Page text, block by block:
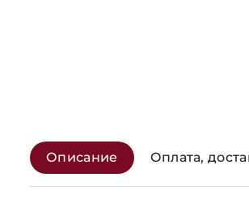
Описание Оплата,